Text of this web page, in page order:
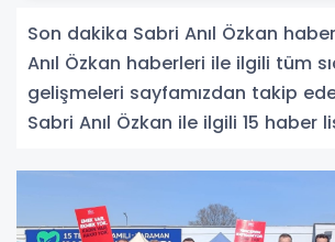
Son dakika Sabri Anıl Özkan
Anıl Özkan haberleri ile ilgili tüm
gelişmeleri sayfamızdan takip
Sabri Anıl Özkan ile ilgili 15 haber